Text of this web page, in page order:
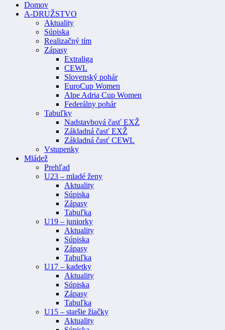
Domov
A-DRUŽSTVO
Aktuality
Súpiska
Realizačný tím
Zápasy
Extraliga
CEWL
Slovenský pohár
EuroCup Women
Alpe Adria Cup Women
Federálny pohár
Tabuľky
Nadstavbová časť EXŽ
Základná časť EXŽ
Základná časť CEWL
Vstupenky
Mládež
Prehľad
U23 – mladé ženy
Aktuality
Súpiska
Zápasy
Tabuľka
U19 – juniorky
Aktuality
Súpiska
Zápasy
Tabuľka
U17 – kadetky
Aktuality
Súpiska
Zápasy
Tabuľka
U15 – staršie žiačky
Aktuality